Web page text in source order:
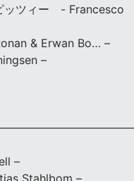
ッツィー - Francesco
& Erwan Bo… –
–
–
Stahlbom –